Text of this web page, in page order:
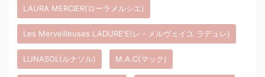
LAURA MERCIER(ローラメルシエ)
Les Merveilleuses LADURE'E(レ・メルヴェイユ ラデュレ)
LUNASOL(ルナソル) M.A.C(マック)